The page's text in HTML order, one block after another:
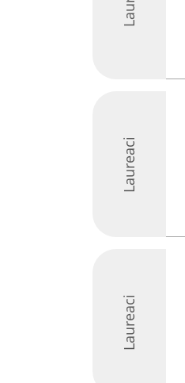
Laureaci
Laureaci